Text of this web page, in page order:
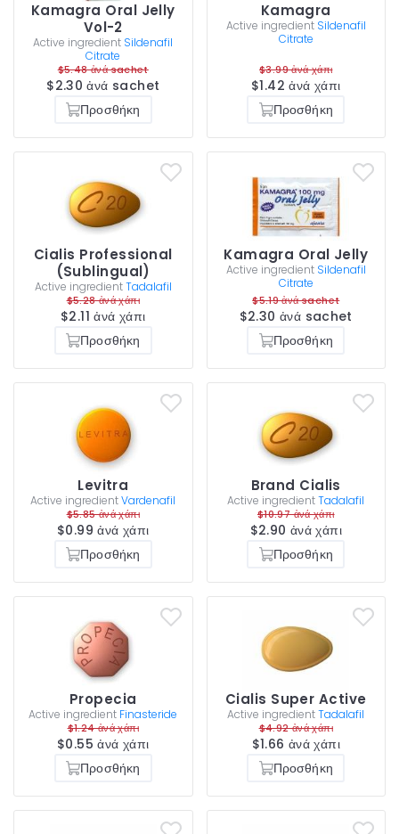
Kamagra Oral Jelly
Vol-2
Active ingredient Sildenafil
Citrate
$5.48 ἀνά sachet
$2.30 ἀνά sachet
Προσθήκη
Kamagra
Active ingredient Sildenafil
Citrate
$3.99 ἀνά χάπι
$1.42 ἀνά χάπι
Προσθήκη
Cialis Professional
(Sublingual)
Active ingredientTadalafil
$5.28 ἀνά χάπι
$2.11 ἀνά χάπι
Προσθήκη
Kamagra Oral Jelly
Active ingredient Sildenafil
Citrate
$5.19 ἀνά sachet
$2.30 ἀνά sachet
Προσθήκη
Levitra
Active ingredientVardenafil
$5.85 ἀνά χάπι
$0.99 ἀνά χάπι
Προσθήκη
Brand Cialis
Active ingredientTadalafil
$10.97 ἀνά χάπι
$2.90 ἀνά χάπι
Προσθήκη
Propecia
Active ingredient Finasteride
$1.24 ἀνά χάπι
$0.55 ἀνά χάπι
Προσθήκη
Cialis Super Active
Active ingredientTadalafil
$4.92 ἀνά χάπι
$1.66 ἀνά χάπι
Προσθήκη